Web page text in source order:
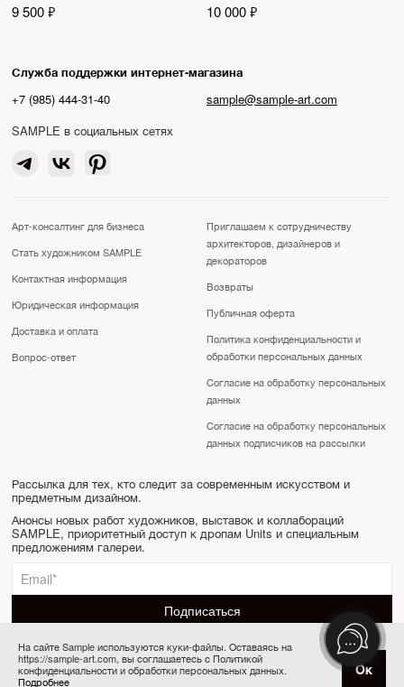
Купить за 15 000 ₽
9 500 ₽ 10 000 ₽
Служба поддержки интернет-магазина
+7 (985) 444-31-40
sample@sample-art.com
SAMPLE в социальных сетях
Арт-консалтинг для бизнеса
Стать художником SAMPLE
Контактная информация
Юридическая информация
Доставка и оплата
Вопрос-ответ
Приглашаем к сотрудничеству
архитекторов, дизайнеров и
декораторов
Возвраты
Публичная оферта
Политика конфиденциальности и
обработки персональных данных
Согласие на обработку персональных
данных
Согласие на обработку персональных
данных подписчиков на рассылки
Рассылка для тех, кто следит за современным искусством и
предметным дизайном.
Анонсы новых работ художников, выставок и коллабораций
SAMPLE, приоритетный доступ к дропам Units и специальным
предложениям галереи.
SAMPLE | Online gallery & Auction © 2022-2026
Сделано в Апривер
На сайте Sample используются куки-файлы. Оставаясь на
https://sample-art.com, вы соглашаетесь с Политикой
конфиденциальности и обработки персональных данных.
Подробнее
Ок